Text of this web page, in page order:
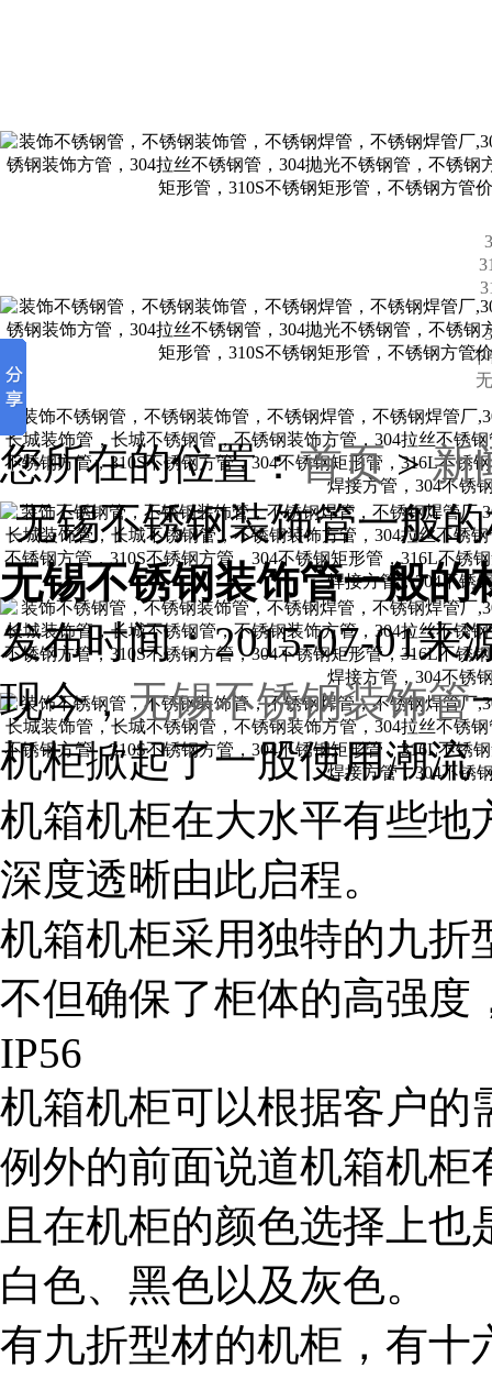
不
您所在的位置：首页>新
无锡不锈钢装饰管一般
无锡不锈钢装饰管一般的
发布时间：2015-07-01来
现今，无锡不锈钢装饰管
机柜掀起了一股使用潮流
机箱机柜在大水平有些地
深度透晰由此启程。
机箱机柜采用独特的九折
不但确保了柜体的高强度
IP56
机箱机柜可以根据客户的
例外的前面说道机箱机柜
且在机柜的颜色选择上
白色、黑色以及灰色。
有九折型材的机柜，有十